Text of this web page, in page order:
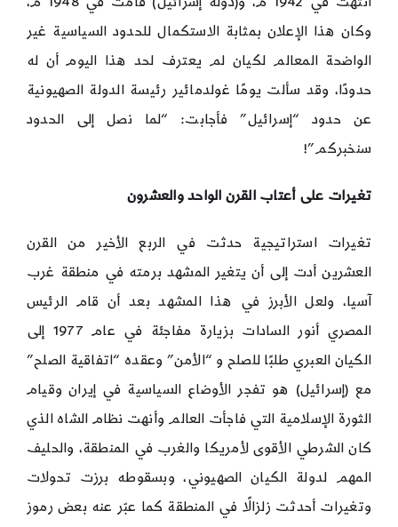
وكان هذا الإعلان بمثابة الاستكمال للحدود السياسية غير
الواضحة المعالم لكيان لم يعترف لحد هذا اليوم أن له
حدودًا، وقد سألت يومًا غولدمائير رئيسة الدولة الصهيونية
عن حدود “إسرائيل” فأجابت: “لما نصل إلى الحدود
سنخبركم”!
تغيرات على أعتاب القرن الواحد والعشرون
تغيرات استراتيجية حدثت في الربع الأخير من القرن
العشرين أدت إلى أن يتغير المشهد برمته في منطقة غرب
آسيا، ولعل الأبرز في هذا المشهد بعد أن قام الرئيس
المصري أنور السادات بزيارة مفاجئة في عام 1977 إلى
الكيان العبري طلبًا للصلح و “الأمن” وعقده “اتفاقية الصلح”
مع (إسرائيل) هو تفجر الأوضاع السياسية في إيران وقيام
الثورة الإسلامية التي فاجأت العالم وأنهت نظام الشاه الذي
كان الشرطي الأقوى لأمريكا والغرب في المنطقة، والحليف
المهم لدولة الكيان الصهيوني، وبسقوطه برزت تحولات
وتغيرات أحدثت زلزالًا في المنطقة كما عبّر عنه بعض رموز